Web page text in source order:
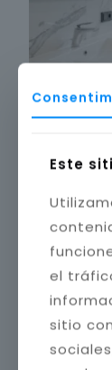
Este
el
sitio